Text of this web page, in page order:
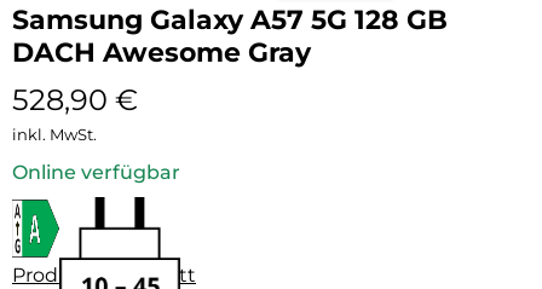
Samsung Galaxy A57 5G 128 GB
DACH Awesome Gray
528,90 €
inkl. MwSt.
Online verfügbar
Produktdatenblatt